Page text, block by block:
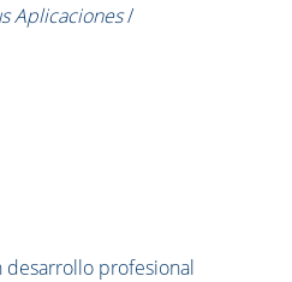
Aplicaciones/
desarrollo profesional